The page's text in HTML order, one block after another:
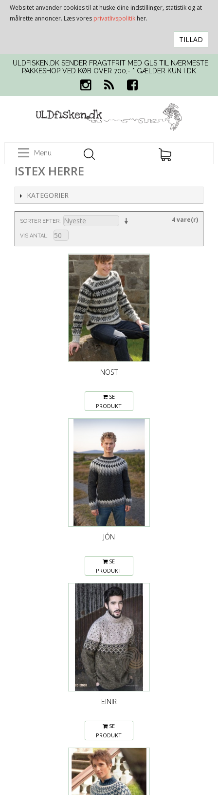
Websitet anvender cookies til at huske dine indstillinger, statistik og at
målrette annoncer. Læs vores privatlivspolitik her.
TILLAD
ULDFISKEN.DK SENDER FRAGTFRIT MED GLS TIL NÆRMESTE
PAKKESHOP VED KØB OVER 700,- * GÆLDER KUN I DK
Menu
ISTEX HERRE
KATEGORIER
SORTER EFTER
VIS ANTAL
4 vare(r)
NOST
SE
PRODUKT
JÓN
SE
PRODUKT
EINIR
SE
PRODUKT